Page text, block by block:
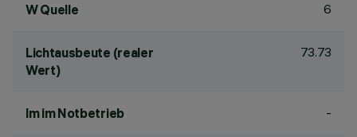
W Quelle 6
Lichtausbeute (realer
Wert)
73.73
lm im Notbetrieb -